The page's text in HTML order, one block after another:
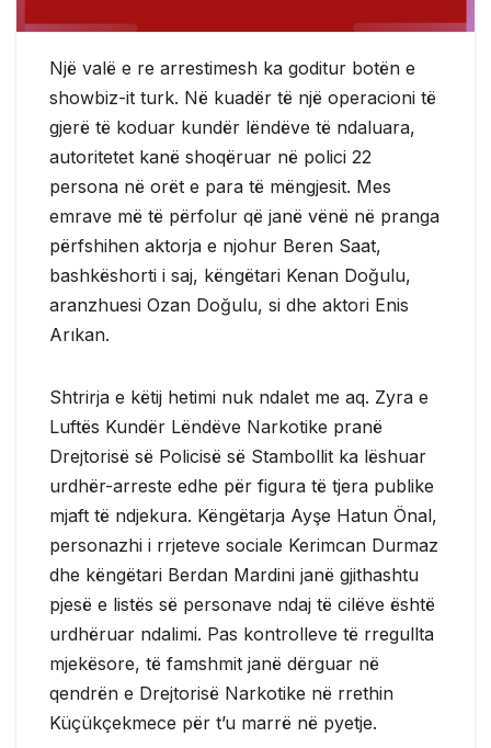
Një valë e re arrestimesh ka goditur botën e
showbiz-it turk. Në kuadër të një operacioni të
gjerë të koduar kundër lëndëve të ndaluara,
autoritetet kanë shoqëruar në polici 22
persona në orët e para të mëngjesit. Mes
emrave më të përfolur që janë vënë në pranga
përfshihen aktorja e njohur Beren Saat,
bashkëshorti i saj, këngëtari Kenan Doğulu,
aranzhuesi Ozan Doğulu, si dhe aktori Enis
Arıkan.
Shtrirja e këtij hetimi nuk ndalet me aq. Zyra e
Luftës Kundër Lëndëve Narkotike pranë
Drejtorisë së Policisë së Stambollit ka lëshuar
urdhër-arreste edhe për figura të tjera publike
mjaft të ndjekura. Këngëtarja Ayşe Hatun Önal,
personazhi i rrjeteve sociale Kerimcan Durmaz
dhe këngëtari Berdan Mardini janë gjithashtu
pjesë e listës së personave ndaj të cilëve është
urdhëruar ndalimi. Pas kontrolleve të rregullta
mjekësore, të famshmit janë dërguar në
qendrën e Drejtorisë Narkotike në rrethin
Küçükçekmece për t’u marrë në pyetje.